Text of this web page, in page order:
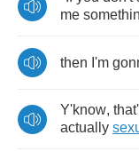
me
then I'm
Y'know,
actually